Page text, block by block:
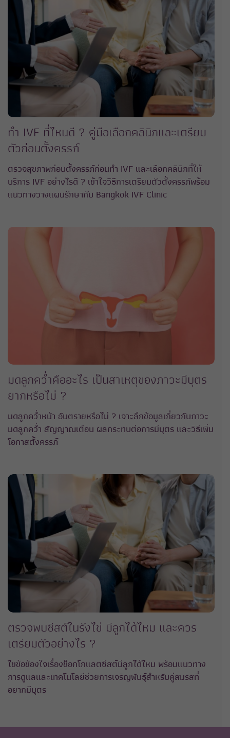
ทำ IVF ที่ไหนดี ? คู่มือเลือกคลินิกและเตรียม
ตัวก่อนตั้งครรภ์
ตรวจสุขภาพก่อนตั้งครรภ์ก่อนทำ IVF และเลือกคลินิกที่ให้
บริการ IVF อย่างไรดี ? เข้าใจวิธีการเตรียมตัวตั้งครรภ์พร้อม
แนวทางวางแผนรักษากับ Bangkok IVF Clinic
มดลูกคว่ำคืออะไร เป็นสาเหตุของภาวะมีบุตร
ยากหรือไม่ ?
มดลูกคว่ำหน้า อันตรายหรือไม่ ? เจาะลึกข้อมูลเกี่ยวกับภาวะ
มดลูกคว่ำ สัญญาณเตือน ผลกระทบต่อการมีบุตร และวิธีเพิ่ม
โอกาสตั้งครรภ์
ตรวจพบซีสต์ในรังไข่ มีลูกได้ไหม และควร
เตรียมตัวอย่างไร ?
ไขข้อข้องใจเรื่องช็อกโกแลตซีสต์มีลูกได้ไหม พร้อมแนวทาง
การดูแลและเทคโนโลยีช่วยการเจริญพันธุ์สําหรับคู่สมรสที่
อยากมีบุตร